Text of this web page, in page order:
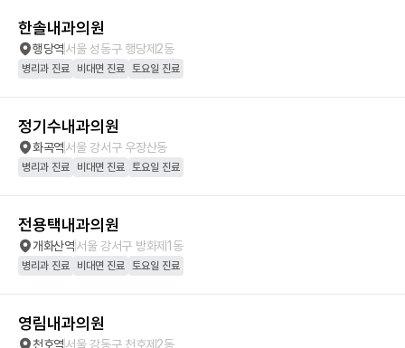
한솔내과의원
행당역서울 성동구 행당제2동
병리과 진료 비대면 진료 토요일 진료
정기수내과의원
화곡역서울 강서구 우장산동
병리과 진료 비대면 진료 토요일 진료
전용택내과의원
개화산역서울 강서구 방화제1동
병리과 진료 비대면 진료 토요일 진료
영림내과의원
천호역서울 강동구 천호제2동